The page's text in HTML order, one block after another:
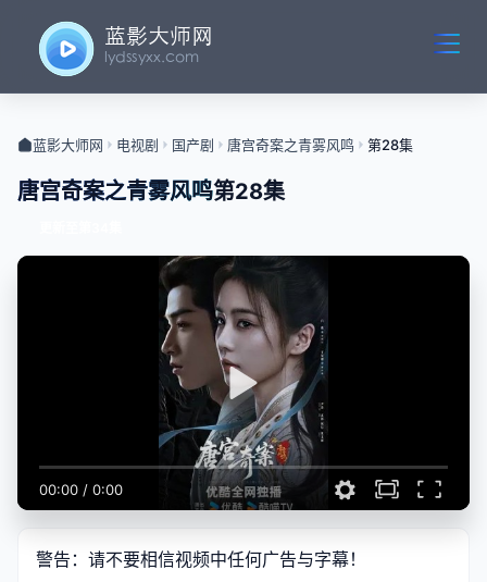
蓝影大师网 电视剧 国产剧 唐宫奇案之青雾风鸣 第28集
唐宫奇案之青雾风鸣第28集
00:00 / 0:00
警告：请不要相信视频中任何广告与字幕！